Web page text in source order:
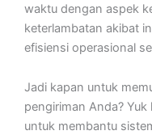
waktu dengan aspek
keterlambatan akibat
efisiensi operasional
Jadi kapan untuk
pengiriman Anda?
untuk membantu